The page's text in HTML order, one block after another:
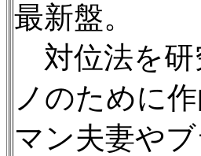
最新盤。
対位法を研
ノのために
マン夫妻や